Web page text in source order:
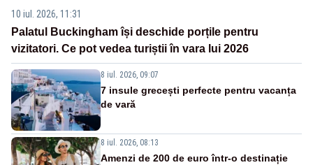
10 iul. 2026, 11:31
Palatul Buckingham își deschide porțile pentru
vizitatori. Ce pot vedea turiștii în vara lui 2026
8 iul. 2026, 09:07
7 insule grecești perfecte pentru vacanța
de vară
8 iul. 2026, 08:13
Amenzi de 200 de euro într-o destinație